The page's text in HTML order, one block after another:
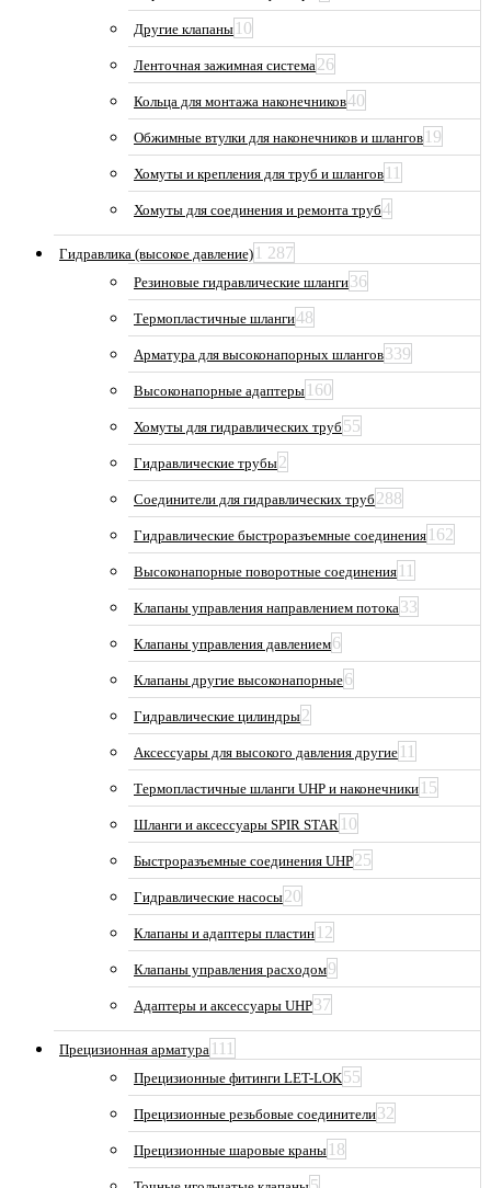
Другие клапаны 10
Ленточная зажимная система26
Кольца для монтажа наконечников40
Обжимные втулки для наконечников и шлангов 19
Хомуты и крепления для труб и шлангов 11
Хомуты для соединения и ремонта труб4
Гидравлика (высокое давление) 1 287
Резиновые гидравлические шланги36
Термопластичные шланги48
Арматура для высоконапорных шлангов339
Высоконапорные адаптеры 160
Хомуты для гидравлических труб 55
Гидравлические трубы2
Соединители для гидравлических труб 288
Гидравлические быстроразъемные соединения 162
Высоконапорные поворотные соединения 11
Клапаны управления направлением потока33
Клапаны управления давлением6
Клапаны другие высоконапорные6
Гидравлические цилиндры2
Аксессуары для высокого давления другие 11
Термопластичные шланги UHP и наконечники 15
Шланги и аксессуары SPIR STAR 10
Быстроразъемные соединения UHP25
Гидравлические насосы20
Клапаны и адаптеры пластин 12
Клапаны управления расходом9
Адаптеры и аксессуары UHP37
Прецизионная арматура 111
Прецизионные фитинги LET-LOK55
Прецизионные резьбовые соединители32
Прецизионные шаровые краны 18